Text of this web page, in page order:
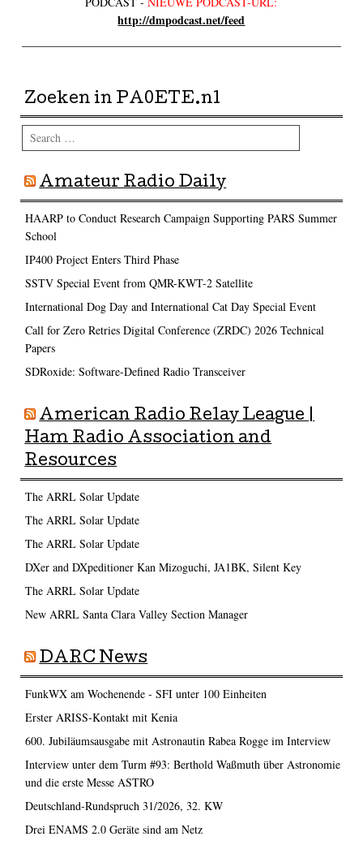
http://dmpodcast.net/feed
Zoeken in PA0ETE.nl
Search
Amateur Radio Daily
HAARP to Conduct Research Campaign Supporting PARS Summer
School
IP400 Project Enters Third Phase
SSTV Special Event from QMR-KWT-2 Satellite
International Dog Day and International Cat Day Special Event
Call for Zero Retries Digital Conference (ZRDC) 2026 Technical
Papers
SDRoxide: Software-Defined Radio Transceiver
American Radio Relay League |
Ham Radio Association and
Resources
The ARRL Solar Update
The ARRL Solar Update
The ARRL Solar Update
DXer and DXpeditioner Kan Mizoguchi, JA1BK, Silent Key
The ARRL Solar Update
New ARRL Santa Clara Valley Section Manager
DARC News
FunkWX am Wochenende - SFI unter 100 Einheiten
Erster ARISS-Kontakt mit Kenia
600. Jubiläumsausgabe mit Astronautin Rabea Rogge im Interview
Interview unter dem Turm #93: Berthold Waßmuth über Astronomie
und die erste Messe ASTRO
Deutschland-Rundspruch 31/2026, 32. KW
Drei ENAMS 2.0 Geräte sind am Netz